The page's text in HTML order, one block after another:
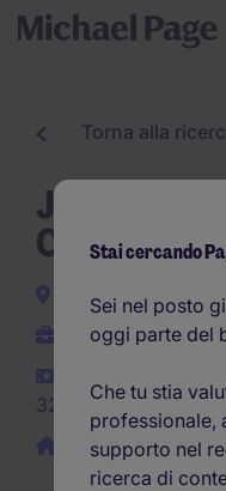
Torna alla
Junior
Categorie
Milano e provincia
Indeterminato
32.000EUR per anno
Smart Working/
Stai cercando
Sei nel posto
oggi parte del
Che tu stia
professionale,
supporto nel
ricerca di